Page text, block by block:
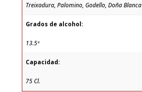
Treixadura, Palomino, Godello, Doña Blanca
Grados de alcohol:
13.5º
Capacidad:
75 Cl.